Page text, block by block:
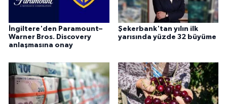
İngiltere'den Paramount–
Warner Bros. Discovery
anlaşmasına onay
Şekerbank'tan yılın ilk
yarısında yüzde 32 büyüme